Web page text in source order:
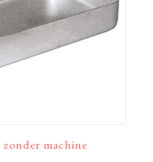
zonder machine